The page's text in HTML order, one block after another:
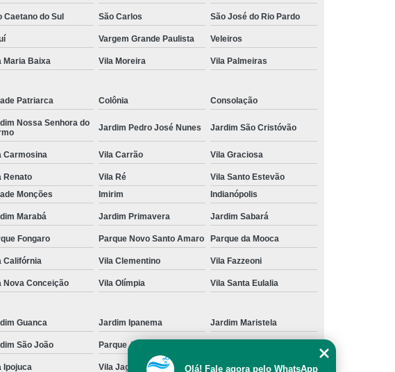
de Toalhas de Manicure Grande São Paulo
São Paulo
Locação de Toalha Banho e Rosto
de Rosto
Locação de Toalha Branca para Salão
de Rosto
e Banho
Locação de Toalha de Rosto Grande São Paulo
para Salão
Locação de Toalha de Rosto Pequena
Rosto São Paulo
Locação de Toalha para Rosto
Branca
Aluguel de Toalha Industrial Nova
Virgem
Aluguel de Toalha para Banheiro
de Beleza
Empresa de Locação de Toalha Industrial
Locação de Toalha Industrial Grande São Paulo
Nova
Locação de Toalha Industrial Reciclada
Relavada
Locação de Toalha Industrial São Paulo
de Beleza
Manta Absorção de óleo
Manta Absorvente
Absorvente de óleo
Manta Absorvente Grande São Paulo
Industrial
Manta Absorvente para óleo
Caetano do Sul São Carlos São José do Rio Pardo
Vargem Grande Paulista Veleiros
Maria Baixa Vila Moreira Vila Palmeiras
Patriarca Colônia Consolação
Nossa Senhora do
Jardim Pedro José Nunes Jardim São Cristóvão
Carmosina Vila Carrão Vila Graciosa
Renato Vila Ré
Vila Santo Estevão
Monções Imirim Indianópolis
Marabá Jardim Primavera Jardim Sabará
Fongaro Parque Novo Santo Amaro Parque da Mooca
Califórnia Vila Clementino Vila Fazzeoni
Nova Conceição Vila Olímpia Vila Santa Eulalia
Guanca Jardim Ipanema Jardim Maristela
São João Parque Anhangüera
Ipojuca Vila Jaguara Vila Jaraguá
Olá! Fale agora pelo WhatsApp